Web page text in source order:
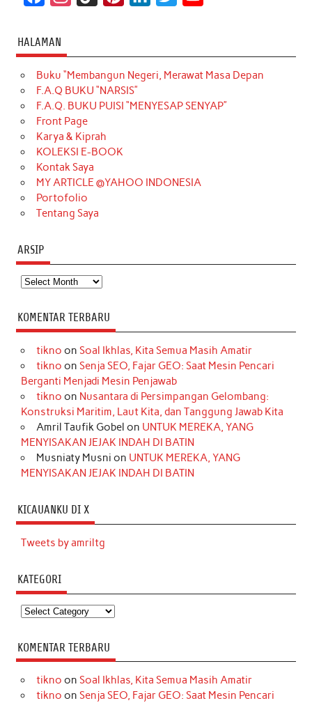
c
e
b
o
o
k
t
a
g
r
a
m
T
o
k
t
e
r
k
e
d
t
t
e
T
u
b
HALAMAN
Buku “Membangun Negeri, Merawat Masa Depan
F.A.Q BUKU “NARSIS”
F.A.Q. BUKU PUISI “MENYESAP SENYAP”
Front Page
Karya & Kiprah
KOLEKSI E-BOOK
Kontak Saya
MY ARTICLE @YAHOO INDONESIA
Portofolio
Tentang Saya
ARSIP
Arsip
KOMENTAR TERBARU
tikno on Soal Ikhlas, Kita Semua Masih Amatir
tikno on Senja SEO, Fajar GEO: Saat Mesin Pencari
Berganti Menjadi Mesin Penjawab
tikno on Nusantara di Persimpangan Gelombang:
Konstruksi Maritim, Laut Kita, dan Tanggung Jawab Kita
Amril Taufik Gobel on UNTUK MEREKA, YANG
MENYISAKAN JEJAK INDAH DI BATIN
Musniaty Musni on UNTUK MEREKA, YANG
MENYISAKAN JEJAK INDAH DI BATIN
KICAUANKU DI X
Tweets by amriltg
KATEGORI
Kategori
KOMENTAR TERBARU
tikno on Soal Ikhlas, Kita Semua Masih Amatir
tikno on Senja SEO, Fajar GEO: Saat Mesin Pencari